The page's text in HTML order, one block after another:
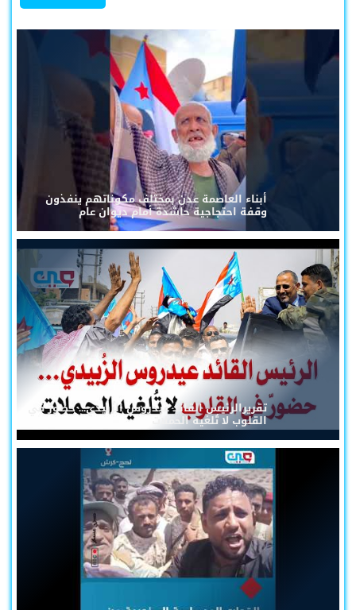
أبناء العاصمة عدن بمختلف مكوناتهم ينفذون
وقفة احتجاجية حاشدة أمام ديوان عام
تقريرالرئيس القائد عيدروس الزُبيدي... حضورٌ في
القلوب لا تُلغيه الحملات